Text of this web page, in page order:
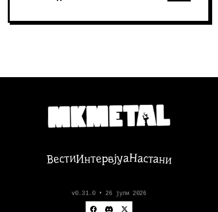
ВестиИнтервјуаНастани
v0.31.0 • 26 јули 2026